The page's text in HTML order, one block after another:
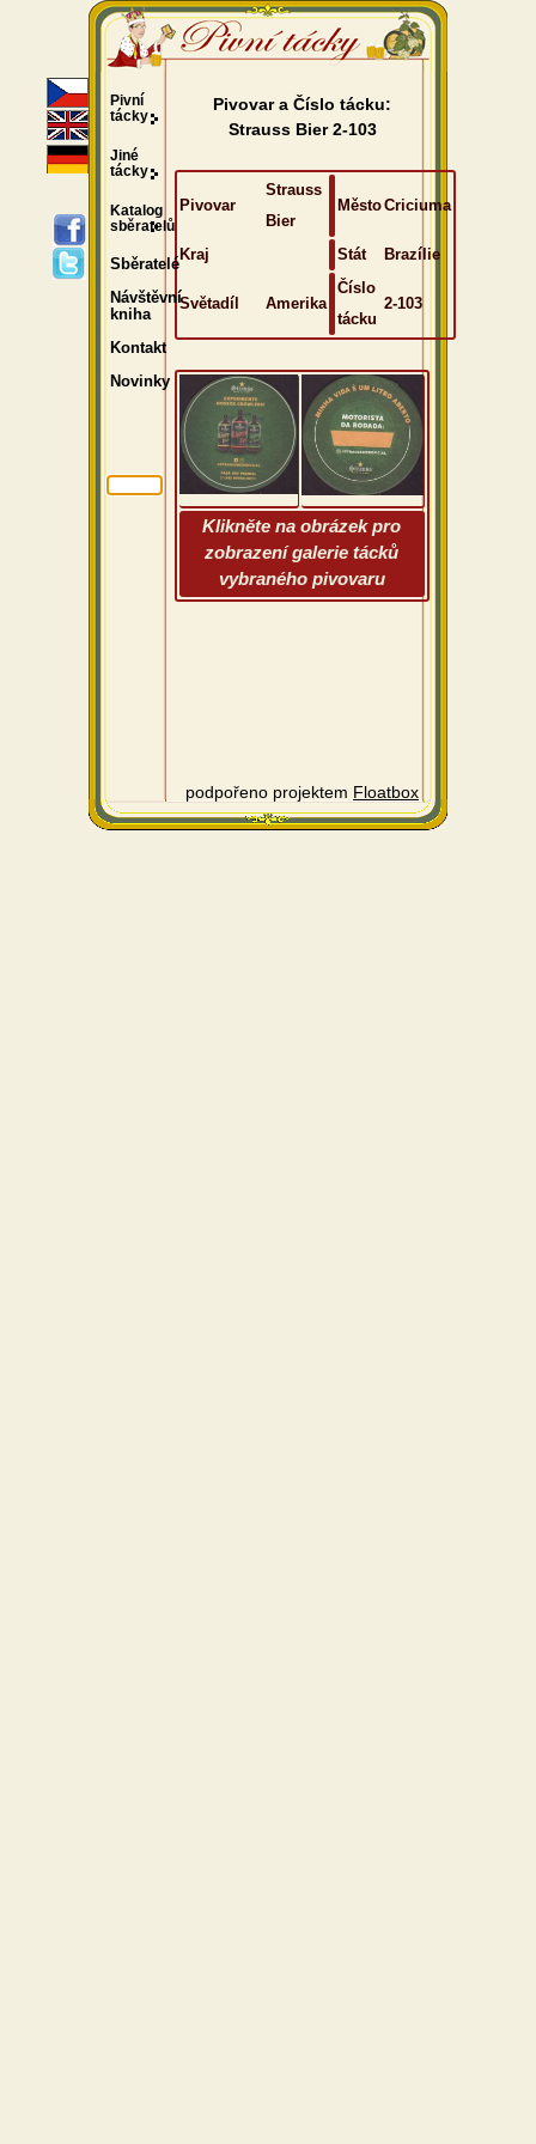
Pivovar a Číslo tácku:
Strauss Bier 2-103
Pivovar
Strauss
Bier
MěstoCriciuma
Kraj Stát Brazílie
Světadíl Amerika
Číslo
tácku
2-103
Klikněte na obrázek pro
zobrazení galerie tácků
vybraného pivovaru
podpořeno projektem Floatbox
Pivní
tácky
Jiné
tácky
Katalog
sběratelů
Sběratelé
Návštěvní
kniha
Kontakt
Novinky